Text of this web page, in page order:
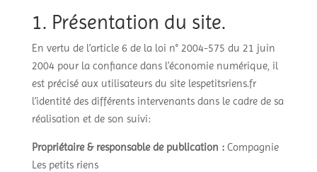
1. Présentation du site.
En vertu de l’article 6 de la loi n° 2004-575 du 21 juin
2004 pour la confiance dans l’économie numérique, il
est précisé aux utilisateurs du site lespetitsriens.fr
l’identité des différents intervenants dans le cadre de sa
réalisation et de son suivi:
Propriétaire & responsable de publication : Compagnie
Les petits riens